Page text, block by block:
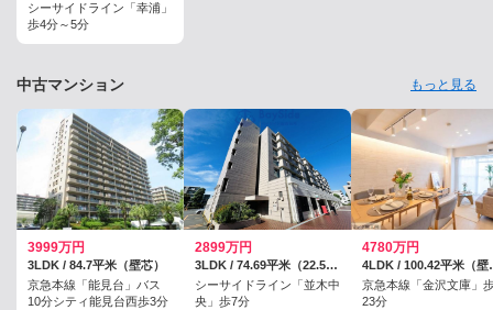
シーサイドライン「幸浦」
歩4分～5分
中古マンション もっと見る
3999万円
3LDK / 84.7平米（壁芯）
京急本線「能見台」バス
10分シティ能見台西歩3分
2899万円
3LDK / 74.69平米（22.59坪）
シーサイドライン「並木中
央」歩7分
4780万円
京急本線「金沢文庫」
23分